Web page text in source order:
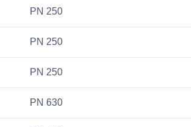
PN 250
PN 250
PN 250
PN 630